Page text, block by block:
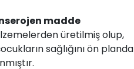
madde
üretilmiş olup,
sağlığını ön planda